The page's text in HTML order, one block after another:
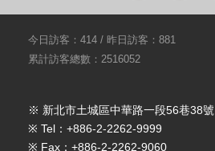
今日訪客：414 / 昨日訪客：881
累計訪客總數：2516052
※ 新北市土城區中華路一段56巷38號
※ Tel：+886-2-2262-9999
※ Fax：+886-2-2262-9060